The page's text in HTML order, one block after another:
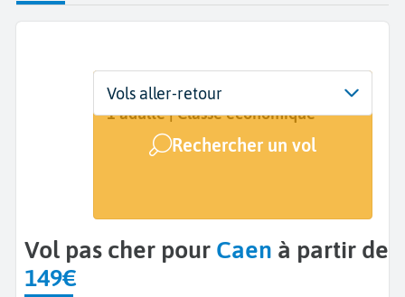
Départ
De...
Dates
Dates de votre voyage
Voyageurs | Classe
1 adulte | Classe économique
Rechercher un vol
Vols aller-retour
Vol pas cher pour Caen à partir de
149€